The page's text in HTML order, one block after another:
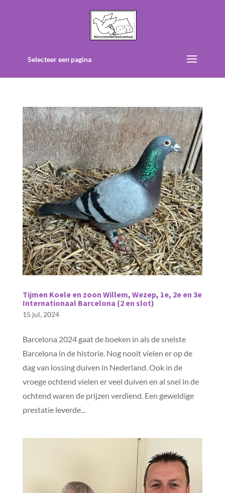
Selecteer een pagina
Tijmen Koele en zoon Willem, Wezep, 1e, 2e en 3e
Internationaal Barcelona (2 en slot)
15 jul, 2024
Barcelona 2024 gaat de boeken in als de snelste
Barcelona in de historie. Nog nooit vielen er op de
dag van lossing duiven in Nederland. Ook in de
vroege ochtend vielen er veel duiven en al snel in de
ochtend waren de prijzen verdiend. Een geweldige
prestatie leverde...